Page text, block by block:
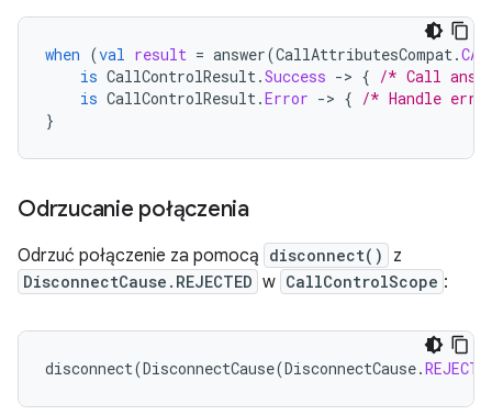
when (val result = answer(CallAttributesCompat.
is CallControlResult.Success -> { /* Call
is CallControlResult.Error -> { /* Handle
}
Odrzucanie połączenia
Odrzuć połączenie za pomocą disconnect() z
DisconnectCause.REJECTED w CallControlScope :
disconnect(DisconnectCause(DisconnectCause.